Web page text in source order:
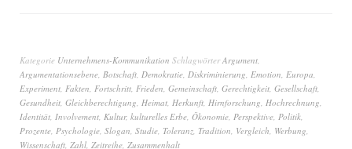
Kategorie Unternehmens-Kommunikation SchlagwörterArgument,
Argumentationsebene, Botschaft, Demokratie, Diskriminierung, Emotion, Europa,
Experiment, Fakten, Fortschritt, Frieden, Gemeinschaft, Gerechtigkeit, Gesellschaft,
Gesundheit, Gleichberechtigung, Heimat, Herkunft, Hirnforschung, Hochrechnung,
Identität, Involvement, Kultur, kulturelles Erbe, Ökonomie, Perspektive, Politik,
Prozente, Psychologie, Slogan, Studie, Toleranz, Tradition, Vergleich, Werbung,
Wissenschaft, Zahl, Zeitreihe, Zusammenhalt